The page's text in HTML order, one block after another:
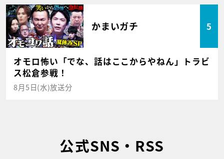
かまいガチ 5
オモロ怖い「でな、話はここからやねん」トラビ
ス松倉参戦！
8月5日(水)放送分
公式SNS・RSS